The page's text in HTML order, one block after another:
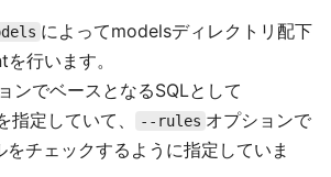
によってmodelsディレクトリ配下
行います。
ンでベースとなるSQLとして
定していて、
--rules オプションで
チェックするように指定していま